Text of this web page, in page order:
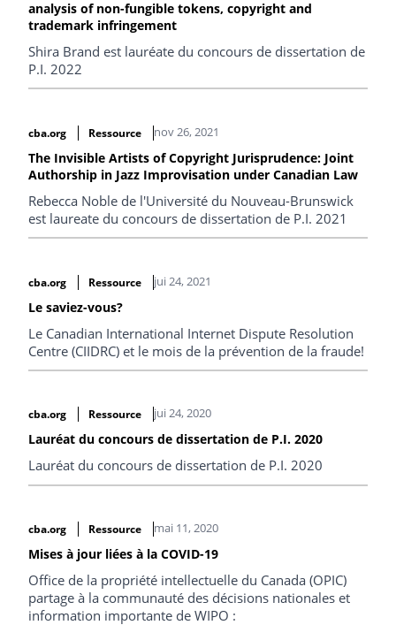
analysis of non-fungible tokens, copyright and
trademark infringement
Shira Brand est lauréate du concours de dissertation de
P.I. 2022
cba.org Ressource nov 26, 2021
The Invisible Artists of Copyright Jurisprudence: Joint
Authorship in Jazz Improvisation under Canadian Law
Rebecca Noble de l'Université du Nouveau-Brunswick
est laureate du concours de dissertation de P.I. 2021
cba.org Ressource jui 24, 2021
Le saviez-vous?
Le Canadian International Internet Dispute Resolution
Centre (CIIDRC) et le mois de la prévention de la fraude!
cba.org Ressource jui 24, 2020
Lauréat du concours de dissertation de P.I. 2020
Lauréat du concours de dissertation de P.I. 2020
cba.org Ressource mai 11, 2020
Mises à jour liées à la COVID-19
Office de la propriété intellectuelle du Canada (OPIC)
partage à la communauté des décisions nationales et
information importante de WIPO :